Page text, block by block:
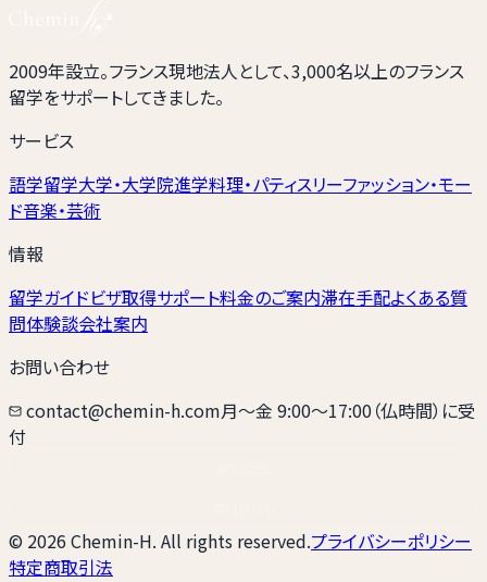
2009年設立。フランス現地法人として、3,000名以上のフランス
留学をサポートしてきました。
サービス
語学留学大学・大学院進学料理・パティスリーファッション・モー
ド音楽・芸術
情報
留学ガイドビザ取得サポート料金のご案内滞在手配よくある質
問体験談会社案内
お問い合わせ
contact@chemin-h.com月〜金 9:00〜17:00（仏時間）に受
付
© 2026 Chemin-H. All rights reserved.プライバシーポリシー
特定商取引法